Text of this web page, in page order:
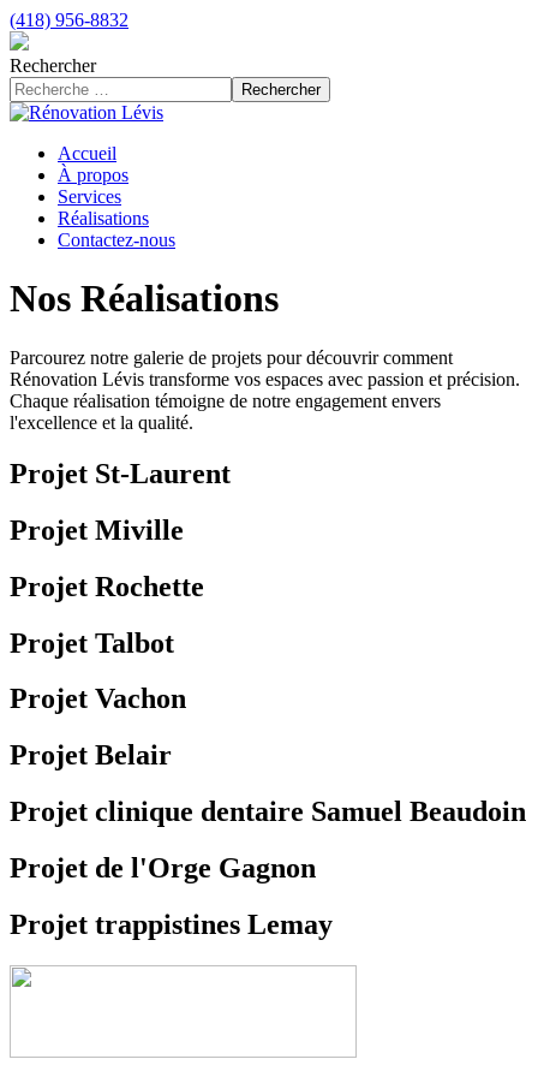
(418) 956-8832
Rechercher
Rechercher
Accueil
À propos
Services
Réalisations
Contactez-nous
Nos Réalisations
Parcourez notre galerie de projets pour découvrir comment
Rénovation Lévis transforme vos espaces avec passion et précision.
Chaque réalisation témoigne de notre engagement envers
l'excellence et la qualité.
Projet St-Laurent
Projet Miville
Projet Rochette
Projet Talbot
Projet Vachon
Projet Belair
Projet clinique dentaire Samuel Beaudoin
Projet de l'Orge Gagnon
Projet trappistines Lemay